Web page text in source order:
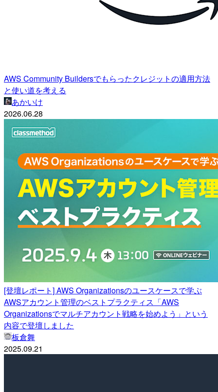
AWS Community Buildersでもらったクレジットの適用方法
と使い道を考える
あかいけ
2026.06.28
[登壇レポート] AWS Organizationsのユースケースで学ぶ
AWSアカウント管理のベストプラクティス「AWS
Organizationsでマルチアカウント戦略を始めよう」という
内容で登壇しました
板倉舞
2025.09.21